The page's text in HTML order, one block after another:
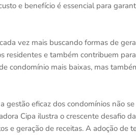
e benefício é essencial para
vez mais buscando formas de
residentes e também contribuem
condomínio mais baixas, mas
gestão eficaz dos condomínios não
Cipa ilustra o crescente desafio
e geração de receitas. A adoção de